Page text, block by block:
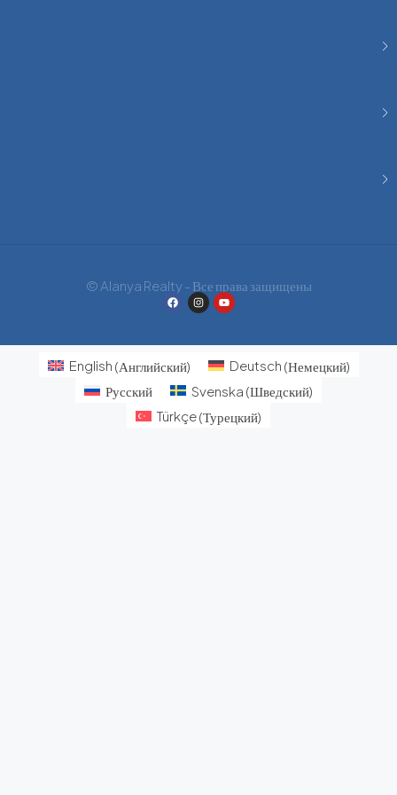
© Alanya Realty - Все права защищены
English (Английский) Deutsch (Немецкий)
Русский
Svenska (Шведский)
Türkçe(Турецкий)